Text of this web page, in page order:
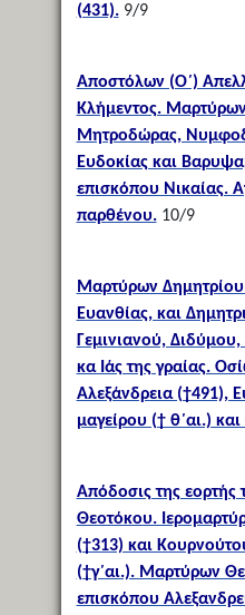
(431).9/9
Αποστόλων (Ο΄)
Κλήμεντος.
Μητροδώρας,
Ευδοκίας και
επισκόπου Νικαίας.
παρθένου.10/9
Μαρτύρων
Ευανθίας, και
Γεμινιανού,
κα Ιάς της γραίας.
Αλεξάνδρεια (†491),
μαγείρου († θ΄αι.)
Απόδοσις της εορτής
Θεοτόκου.
(†313) και
(†γ΄αι.). Μαρτύρων
επισκόπου